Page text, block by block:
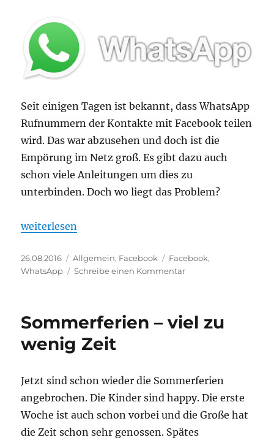
Seit einigen Tagen ist bekannt, dass WhatsApp
Rufnummern der Kontakte mit Facebook teilen
wird. Das war abzusehen und doch ist die
Empörung im Netz groß. Es gibt dazu auch
schon viele Anleitungen um dies zu
unterbinden. Doch wo liegt das Problem?
„WhatsApp teilt Rufnummern mit Facebook – na
weiterlesen
Veröffentlicht
am
26.08.2016 Kategorien
Allgemein, Facebook Schlagwörter
Facebook,
WhatsApp
Schreibe einen Kommentarzu
mit
Sommerferien – viel zu
wenig Zeit
Jetzt sind schon wieder die Sommerferien
angebrochen. Die Kinder sind happy. Die erste
Woche ist auch schon vorbei und die Große hat
die Zeit schon sehr genossen. Spätes